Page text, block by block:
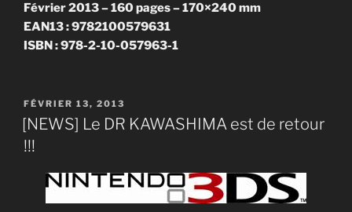
Février 2013 – 160 pages – 170×240 mm
EAN13 : 9782100579631
ISBN : 978-2-10-057963-1
PUBLIÉ
LE
FÉVRIER 13, 2013
[NEWS] Le DR KAWASHIMA est de retour
!!!